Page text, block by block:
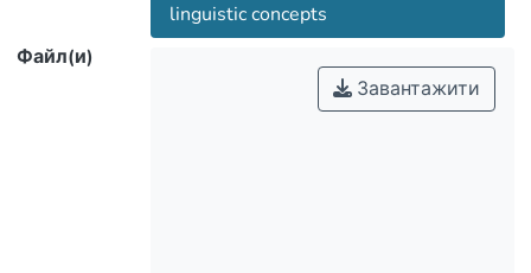
linguistic concepts
Файл(и)
Завантажити